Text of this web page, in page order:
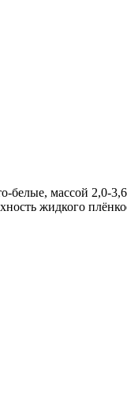
массой 2,0-
жидкого